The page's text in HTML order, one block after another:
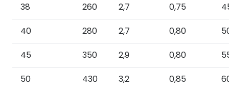
38 260 2,7 0,75
40 280 2,7 0,80
45 350 2,9 0,80
50 430 3,2 0,85